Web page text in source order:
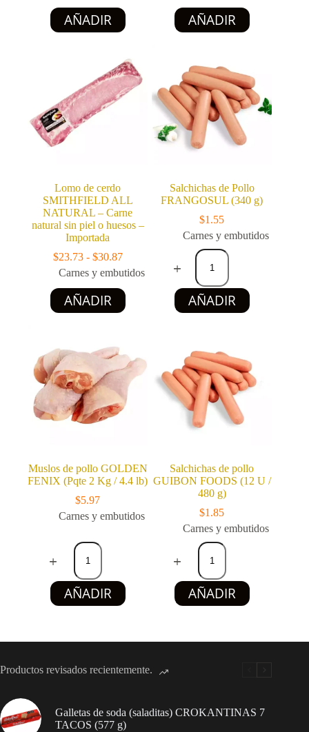
AÑADIR
Este
producto
tiene
variantes.
Las
opciones
se
pueden
elegir
producto
$8.73
hasta
AÑADIR
Este
producto
tiene
Las
opciones
se
pueden
elegir
en
producto
Lomo de cerdo
SMITHFIELD ALL
NATURAL – Carne
natural sin piel o huesos –
Importada
$23.73 - $30.87Rango
de
desde
$23.73
Carnes y embutidos
AÑADIR
Este
producto
tiene
Las
opciones
se
pueden
elegir
en
producto
Salchichas de Pollo
FRANGOSUL (340 g)
$1.55
Carnes y embutidos
Salchichas
Pollo
FRANGOSUL
(340
g)
AÑADIR
Muslos de pollo GOLDEN
FENIX (Pqte 2 Kg / 4.4 lb)
$5.97
Carnes y embutidos
Muslos
pollo
GOLDEN
FENIX
(Pqte
/
lb)
cantidad
AÑADIR
Salchichas de pollo
GUIBON FOODS (12 U /
480 g)
$1.85
Carnes y embutidos
Salchichas
pollo
GUIBON
FOODS
(12
480
AÑADIR
Productos revisados recientemente.
Galletas de soda (saladitas) CROKANTINAS 7
TACOS (577 g)